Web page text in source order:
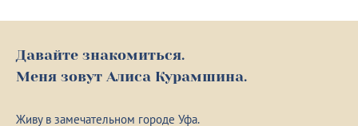
Давайте знакомиться.
Меня зовут Алиса Курамшина.
Живу в замечательном городе Уфа.